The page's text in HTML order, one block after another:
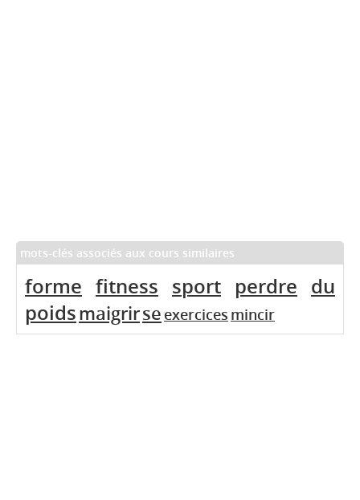
mots-clés associés aux cours similaires
forme fitness sport perdre du
poidsmaigrirse exercices mincir